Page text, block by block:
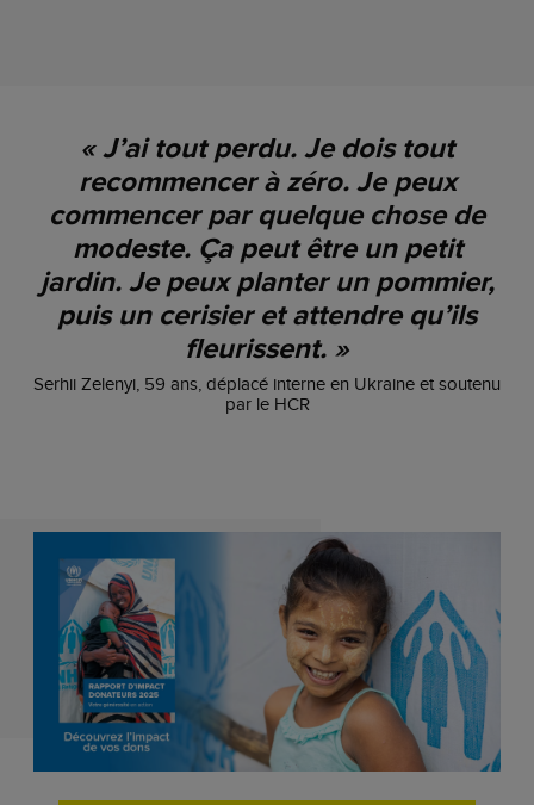
« J’ai tout perdu. Je dois tout
recommencer à zéro. Je peux
commencer par quelque chose de
modeste. Ça peut être un petit
jardin. Je peux planter un pommier,
puis un cerisier et attendre qu’ils
fleurissent. »
Serhii Zelenyi, 59 ans, déplacé interne en Ukraine et soutenu
par le HCR